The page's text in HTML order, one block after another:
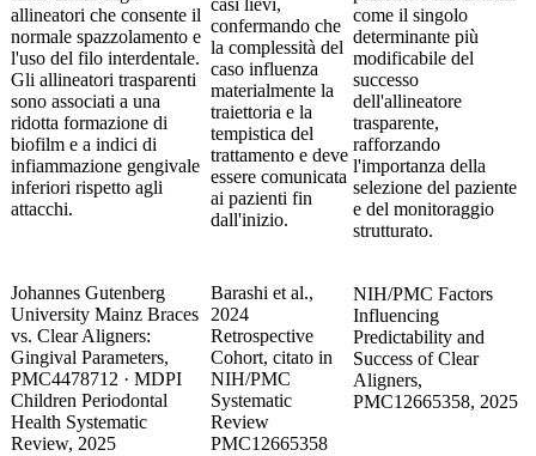
allineatori che consente il
normale spazzolamento e
l'uso del filo interdentale.
Gli allineatori trasparenti
sono associati a una
ridotta formazione di
biofilm e a indici di
infiammazione gengivale
inferiori rispetto agli
attacchi.
casi lievi,
confermando che
la complessità del
caso influenza
materialmente la
traiettoria e la
tempistica del
trattamento e deve
essere comunicata
ai pazienti fin
dall'inizio.
come il singolo
determinante più
modificabile del
successo
dell'allineatore
trasparente,
rafforzando
l'importanza della
selezione del paziente
e del monitoraggio
strutturato.
Johannes Gutenberg
University Mainz Braces
vs. Clear Aligners:
Gingival Parameters,
PMC4478712 · MDPI
Children Periodontal
Health Systematic
Review, 2025
Barashi et al.,
2024
Retrospective
Cohort, citato in
NIH/PMC
Systematic
Review
PMC12665358
NIH/PMC Factors
Influencing
Predictability and
Success of Clear
Aligners,
PMC12665358, 2025